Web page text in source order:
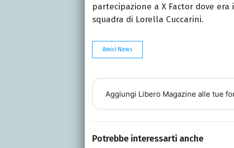
partecipazione a X Factor dove
squadra di Lorella Cuccarini.
Amici News
Aggiungi Libero Magazine alle tue
Potrebbe interessarti anche